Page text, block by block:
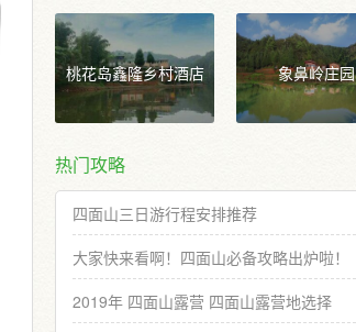
桃花岛鑫隆乡村酒店 象鼻岭庄园
热门攻略
四面山三日游行程安排推荐
大家快来看啊！四面山必备攻略出炉啦！
2019年 四面山露营 四面山露营地选择